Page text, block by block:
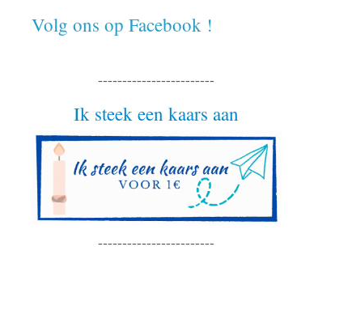
Volg ons op Facebook !
------------------------
Ik steek een kaars aan
------------------------